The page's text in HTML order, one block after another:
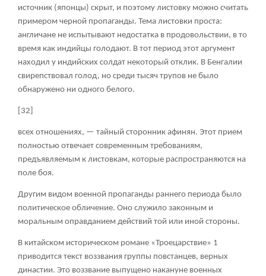
источник (японцы) скрыт, и поэтому листовку можно считать
примером черной пропаганды. Тема листовки проста:
англичане не испытывают недостатка в продовольствии, в то
время как индийцы голодают. В тот период этот аргумент
находил у индийских солдат некоторый отклик. В Бенгалии
свирепствовал голод, но среди тысяч трупов не было
обнаружено ни одного белого.
[32]
всех отношениях, — тайный сторонник афинян. Этот прием
полностью отвечает современным требованиям,
предъявляемым к листовкам, которые распространяются на
поле боя.
Другим видом военной пропаганды раннего периода было
политическое обличение. Оно служило законным и
моральным оправданием действий той или иной стороны.
В китайском историческом романе «Троецарствие» 1
приводится текст воззвания группы повстанцев, верных
династии. Это воззвание выпущено накануне военных